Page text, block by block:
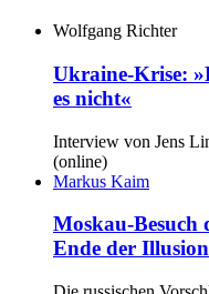
Wolfgang Richter
Ukraine-Krise:
es nicht«
Interview von Jens
(online)
Markus Kaim
Moskau-Besuch
Ende der